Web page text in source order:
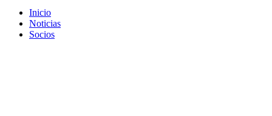
Inicio
Noticias
Socios